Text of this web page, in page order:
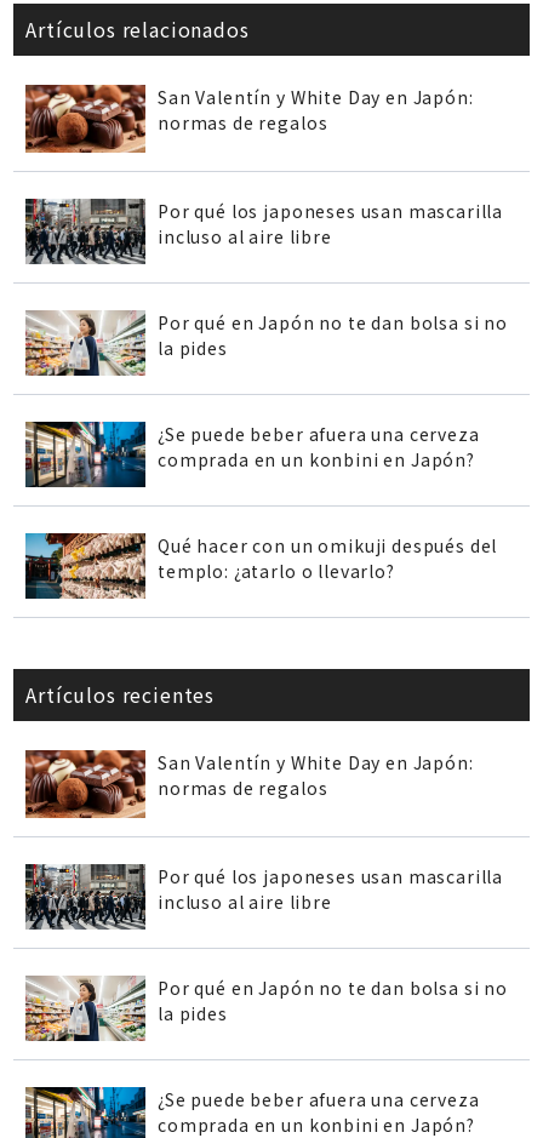
Artículos relacionados
San Valentín y White Day en Japón:
normas de regalos
Por qué los japoneses usan mascarilla
incluso al aire libre
Por qué en Japón no te dan bolsa si no
la pides
¿Se puede beber afuera una cerveza
comprada en un konbini en Japón?
Qué hacer con un omikuji después del
templo: ¿atarlo o llevarlo?
Artículos recientes
San Valentín y White Day en Japón:
normas de regalos
Por qué los japoneses usan mascarilla
incluso al aire libre
Por qué en Japón no te dan bolsa si no
la pides
¿Se puede beber afuera una cerveza
comprada en un konbini en Japón?